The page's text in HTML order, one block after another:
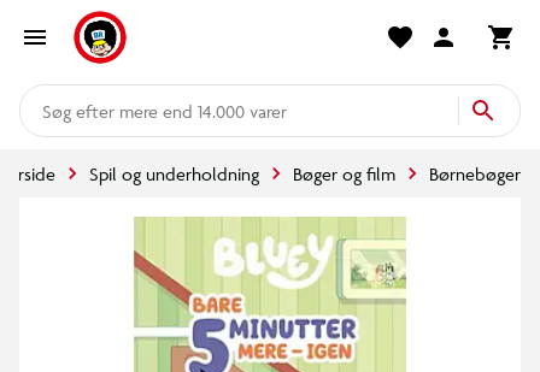
mere end 14.000 varer
Forside Spil og underholdning Bøger og film Børnebøger